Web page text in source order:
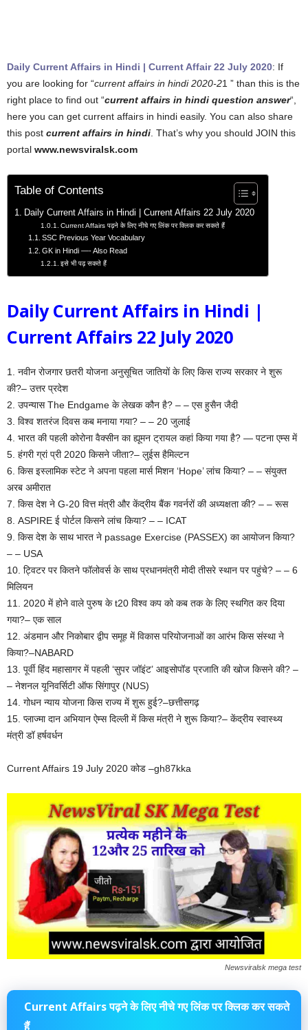
Daily Current Affairs in Hindi | Current Affair 22 July 2020: If
you are looking for “current affairs in hindi 2020-21 ” than this is the
right place to find out “current affairs in hindi question answer“,
here you can get current affairs in hindi easily. You can also share
this post current affairs in hindi . That’s why you should JOIN this
portal www.newsviralsk.com
Table of Contents
Daily Current Affairs in Hindi | Current Affairs 22 July 2020
Current Affairs पढ़ने के लिए नीचे गए लिंक पर क्लिक कर सकते हैं
SSC Previous Year Vocabulary
GK in Hindi —- Also Read
इसे भी पढ़ सकते हैं
Daily Current Affairs in Hindi |
Current Affairs 22 July 2020
1. नवीन रोजगार छतरी योजना अनुसूचित जातियों के लिए किस राज्य सरकार ने शुरू
की?– उत्तर प्रदेश
2. उपन्यास The Endgame के लेखक कौन है? – – एस हुसैन जैदी
3. विश्व शतरंज दिवस कब मनाया गया? – – 20 जुलाई
4. भारत की पहली कोरोना वैक्सीन का ह्यूमन ट्रायल कहां किया गया है? — पटना एम्स में
5. हंगरी ग्रां प्री 2020 किसने जीता?– लुईस हैमिल्टन
6. किस इस्लामिक स्टेट ने अपना पहला मार्स मिशन ‘Hope’ लांच किया? – – संयुक्त
अरब अमीरात
7. किस देश ने G-20 वित्त मंत्री और केंद्रीय बैंक गवर्नरों की अध्यक्षता की? – – रूस
8. ASPIRE ई पोर्टल किसने लांच किया? – – ICAT
9. किस देश के साथ भारत ने passage Exercise (PASSEX) का आयोजन किया?
– – USA
10. ट्विटर पर कितने फॉलोवर्स के साथ प्रधानमंत्री मोदी तीसरे स्थान पर पहुंचे? – – 6
मिलियन
11. 2020 में होने वाले पुरुष के t20 विश्व कप को कब तक के लिए स्थगित कर दिया
गया?– एक साल
12. अंडमान और निकोबार द्वीप समूह में विकास परियोजनाओं का आरंभ किस संस्था ने
किया?–NABARD
13. पूर्वी हिंद महासागर में पहली ‘सुपर जॉइंट’ आइसोपॉड प्रजाति की खोज किसने की? –
– नेशनल यूनिवर्सिटी ऑफ सिंगापुर (NUS)
14. गोधन न्याय योजना किस राज्य में शुरू हुई?–छत्तीसगढ़
15. प्लाज्मा दान अभियान ऐम्स दिल्ली में किस मंत्री ने शुरू किया?– केंद्रीय स्वास्थ्य
मंत्री डॉ हर्षवर्धन
Current Affairs 19 July 2020 कोड –gh87kka
Newsviralsk mega test
Current Affairs पढ़ने के लिए नीचे गए लिंक पर क्लिक कर सकते
हैं